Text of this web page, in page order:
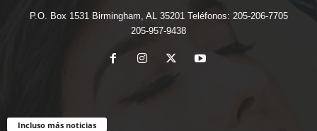
P.O. Box 1531 Birmingham, AL 35201 Teléfonos: 205-206-7705
205-957-9438
Incluso más noticias